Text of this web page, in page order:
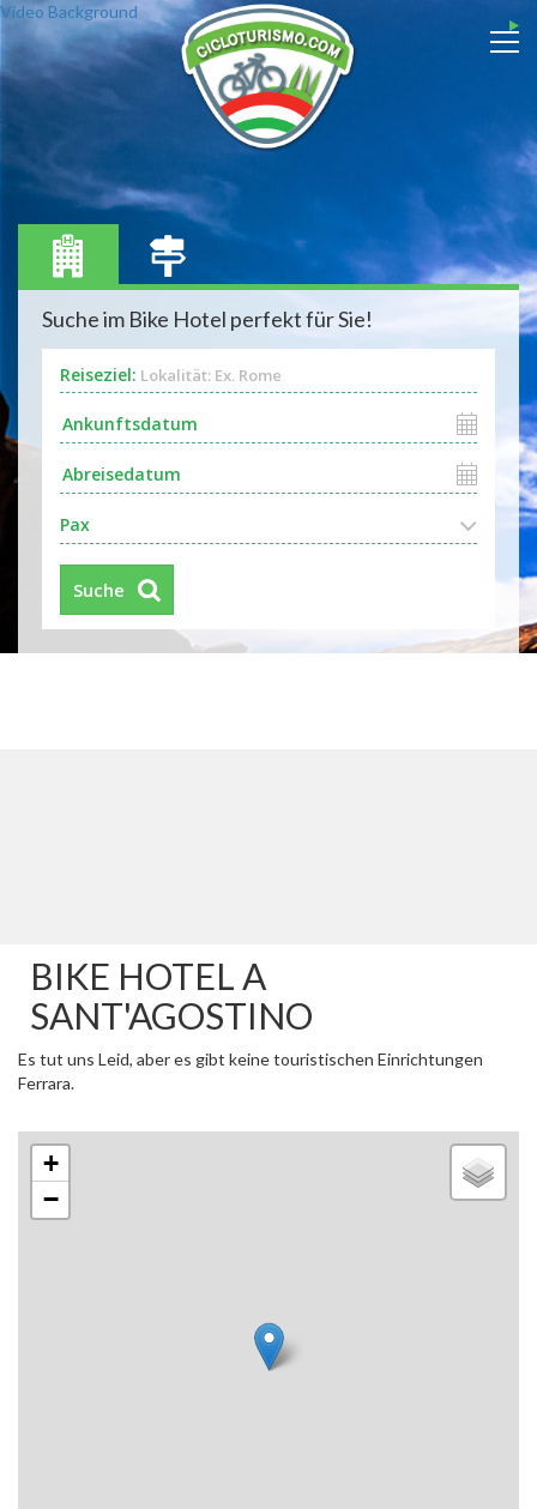
Video Background
Suche im Bike Hotel perfekt für Sie!
Reiseziel: Lokalität: Ex. Rome
Pax
Suche
BIKE HOTEL A
SANT'AGOSTINO
Es tut uns Leid, aber es gibt keine touristischen Einrichtungen
Ferrara.
+
−